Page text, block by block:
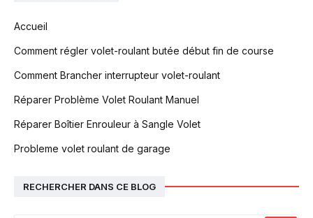
Accueil
Comment régler volet-roulant butée début fin de course
Comment Brancher interrupteur volet-roulant
Réparer Problème Volet Roulant Manuel
Réparer Boîtier Enrouleur à Sangle Volet
Probleme volet roulant de garage
RECHERCHER DANS CE BLOG